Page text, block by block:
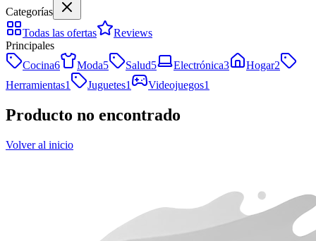
Categorías
Todas las ofertas
Reviews
Principales
Cocina6 Moda5 Salud5 Electrónica3 Hogar2
Herramientas1 Juguetes1 Videojuegos1
Producto no encontrado
Volver al inicio